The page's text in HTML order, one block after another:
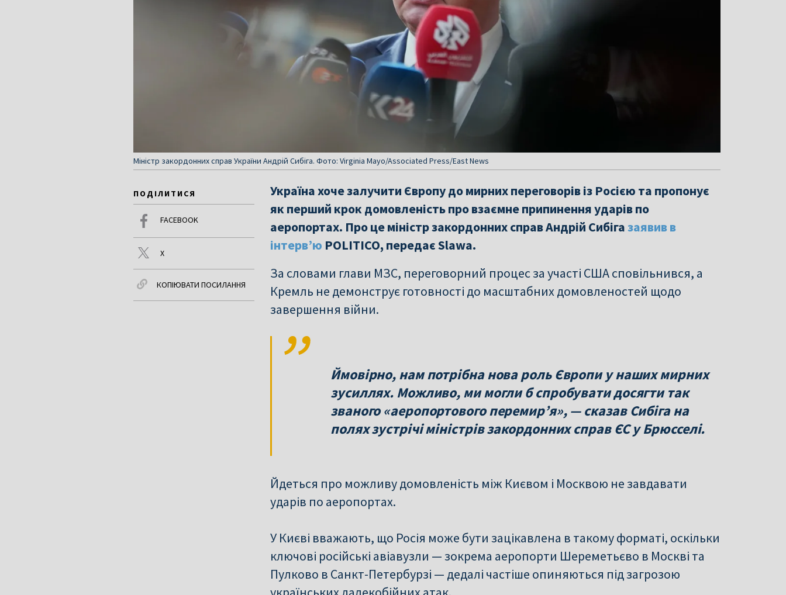
Міністр закордонних справ України Андрій Сибіга. Фото: Virginia Mayo/Associated Press/East News
ПОДІЛИТИСЯ
FACEBOOK
X
КОПІЮВАТИ ПОСИЛАННЯ
Україна хоче залучити Європу до мирних переговорів із Росією та пропонує
як перший крок домовленість про взаємне припинення ударів по
аеропортах. Про це міністр закордонних справ Андрій Сибігазаявив в
інтерв’ю POLITICO, передає Slawa.
За словами глави МЗС, переговорний процес за участі США сповільнився, а
Кремль не демонструє готовності до масштабних домовленостей щодо
Ймовірно, нам потрібна нова роль Європи у наших мирних
зусиллях. Можливо, ми могли б спробувати досягти так
званого «аеропортового перемир’я», — сказав Сибіга на
полях зустрічі міністрів закордонних справ ЄС у Брюсселі.
Йдеться про можливу домовленість між Києвом і Москвою не завдавати
ударів по аеропортах.
У Києві вважають, що Росія може бути зацікавлена в такому форматі, оскільки
ключові російські авіавузли — зокрема аеропорти Шереметьєво в Москві та
Пулково в Санкт-Петербурзі — дедалі частіше опиняються під загрозою